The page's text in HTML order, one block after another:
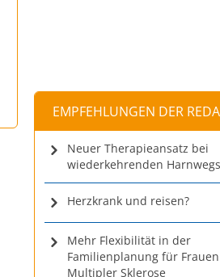
EMPFEHLUNGEN DER
Neuer Therapieansatz bei
wiederkehrenden
Herzkrank und reisen?
Mehr Flexibilität in der
Familienplanung für
Multipler Sklerose